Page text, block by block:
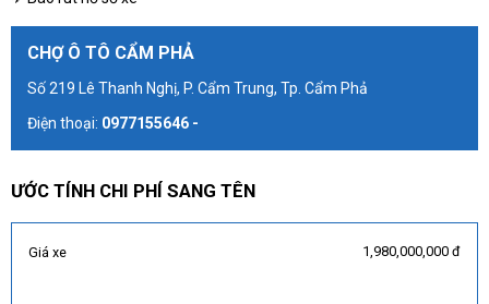
CHỢ Ô TÔ CẨM PHẢ
Số 219 Lê Thanh Nghị, P. Cẩm Trung, Tp. Cẩm Phả
Điện thoại: 0977155646 -
ƯỚC TÍNH CHI PHÍ SANG TÊN
Giá xe 1,980,000,000 đ